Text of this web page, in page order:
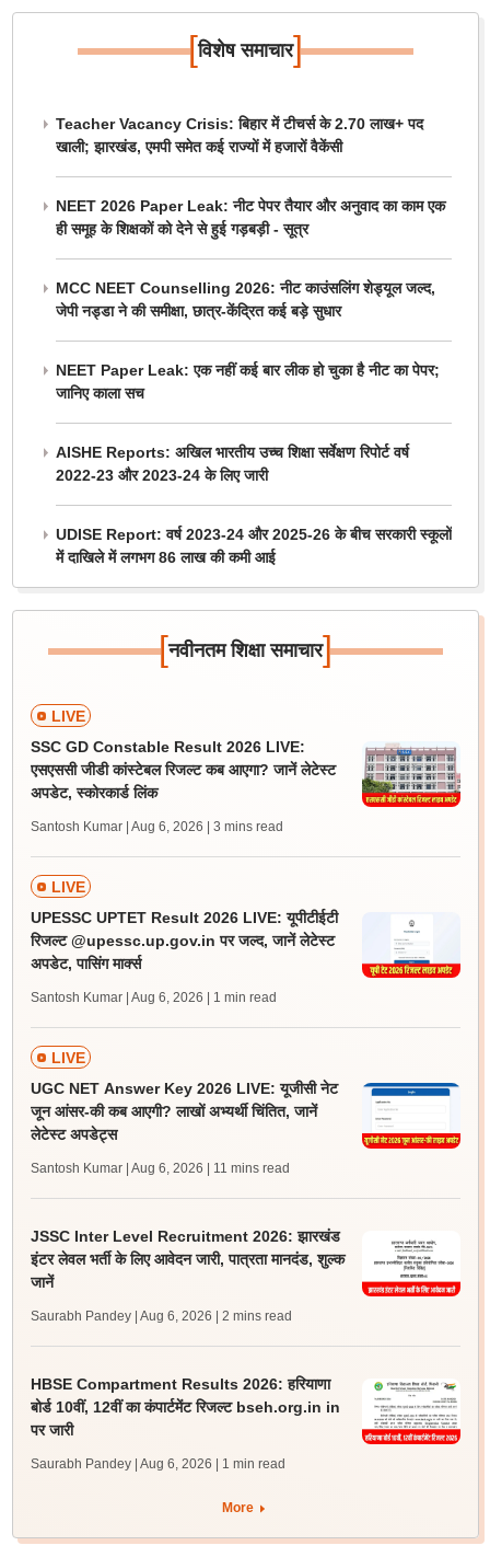
[विशेष समाचार]
Teacher Vacancy Crisis: बिहार में टीचर्स के 2.70 लाख+ पद
खाली; झारखंड, एमपी समेत कई राज्यों में हजारों वैकेंसी
NEET 2026 Paper Leak: नीट पेपर तैयार और अनुवाद का काम एक
ही समूह के शिक्षकों को देने से हुई गड़बड़ी - सूत्र
MCC NEET Counselling 2026: नीट काउंसलिंग शेड्यूल जल्द,
जेपी नड्डा ने की समीक्षा, छात्र-केंद्रित कई बड़े सुधार
NEET Paper Leak: एक नहीं कई बार लीक हो चुका है नीट का पेपर;
जानिए काला सच
AISHE Reports: अखिल भारतीय उच्च शिक्षा सर्वेक्षण रिपोर्ट वर्ष
2022-23 और 2023-24 के लिए जारी
UDISE Report: वर्ष 2023-24 और 2025-26 के बीच सरकारी स्कूलों
में दाखिले में लगभग 86 लाख की कमी आई
[नवीनतम शिक्षा समाचार]
LIVE
SSC GD Constable Result 2026 LIVE:
एसएससी जीडी कांस्टेबल रिजल्ट कब आएगा? जानें लेटेस्ट
अपडेट, स्कोरकार्ड लिंक
Santosh Kumar | Aug 6, 2026 | 3 mins read
LIVE
UPESSC UPTET Result 2026 LIVE: यूपीटीईटी
रिजल्ट @upessc.up.gov.in पर जल्द, जानें लेटेस्ट
अपडेट, पासिंग मार्क्स
Santosh Kumar | Aug 6, 2026 | 1 min read
LIVE
UGC NET Answer Key 2026 LIVE: यूजीसी नेट
जून आंसर-की कब आएगी? लाखों अभ्यर्थी चिंतित, जानें
लेटेस्ट अपडेट्स
Santosh Kumar | Aug 6, 2026 | 11 mins read
JSSC Inter Level Recruitment 2026: झारखंड
इंटर लेवल भर्ती के लिए आवेदन जारी, पात्रता मानदंड, शुल्क
जानें
Saurabh Pandey | Aug 6, 2026 | 2 mins read
HBSE Compartment Results 2026: हरियाणा
बोर्ड 10वीं, 12वीं का कंपार्टमेंट रिजल्ट bseh.org.in in
पर जारी
Saurabh Pandey | Aug 6, 2026 | 1 min read
More